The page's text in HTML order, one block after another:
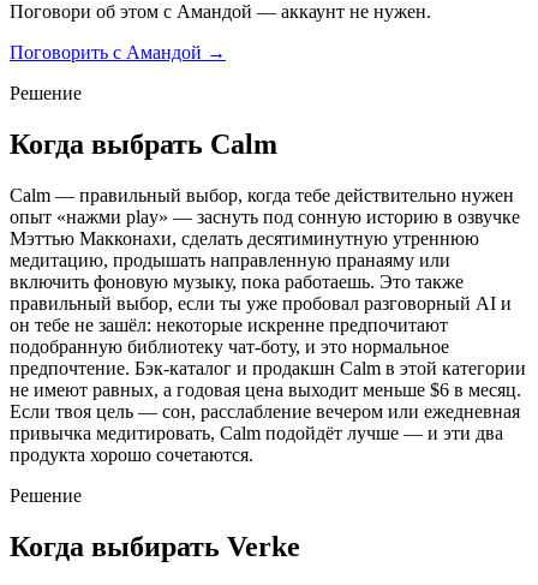
Поговори об этом с Амандой — аккаунт не нужен.
Поговорить с Амандой →
Решение
Когда выбрать Calm
Calm — правильный выбор, когда тебе действительно нужен
опыт «нажми play» — заснуть под сонную историю в озвучке
Мэттью Макконахи, сделать десятиминутную утреннюю
медитацию, продышать направленную пранаяму или
включить фоновую музыку, пока работаешь. Это также
правильный выбор, если ты уже пробовал разговорный AI и
он тебе не зашёл: некоторые искренне предпочитают
подобранную библиотеку чат-боту, и это нормальное
предпочтение. Бэк-каталог и продакшн Calm в этой категории
не имеют равных, а годовая цена выходит меньше $6 в месяц.
Если твоя цель — сон, расслабление вечером или ежедневная
привычка медитировать, Calm подойдёт лучше — и эти два
продукта хорошо сочетаются.
Решение
Когда выбирать Verke